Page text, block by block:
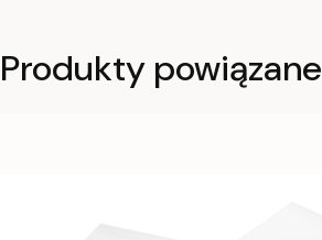
Produkty powiązane